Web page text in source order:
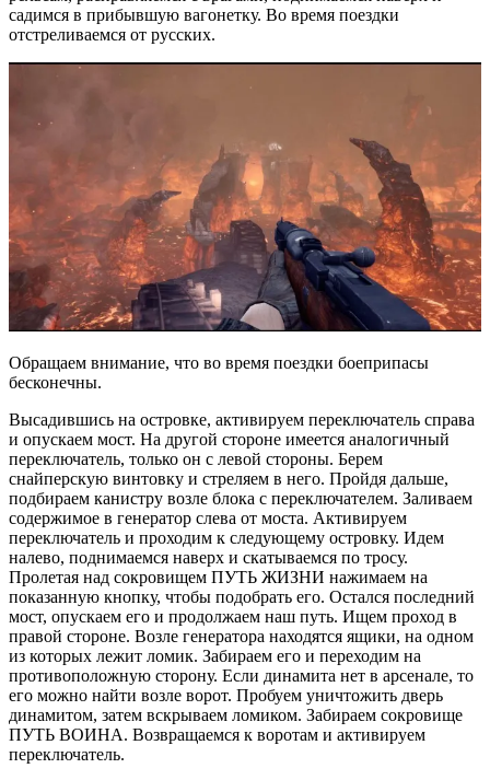
садимся в прибывшую вагонетку. Во время поездки
отстреливаемся от русских.
Обращаем внимание, что во время поездки боеприпасы
бесконечны.
Высадившись на островке, активируем переключатель справа
и опускаем мост. На другой стороне имеется аналогичный
переключатель, только он с левой стороны. Берем
снайперскую винтовку и стреляем в него. Пройдя дальше,
подбираем канистру возле блока с переключателем. Заливаем
содержимое в генератор слева от моста. Активируем
переключатель и проходим к следующему островку. Идем
налево, поднимаемся наверх и скатываемся по тросу.
Пролетая над сокровищем ПУТЬ ЖИЗНИ нажимаем на
показанную кнопку, чтобы подобрать его. Остался последний
мост, опускаем его и продолжаем наш путь. Ищем проход в
правой стороне. Возле генератора находятся ящики, на одном
из которых лежит ломик. Забираем его и переходим на
противоположную сторону. Если динамита нет в арсенале, то
его можно найти возле ворот. Пробуем уничтожить дверь
динамитом, затем вскрываем ломиком. Забираем сокровище
ПУТЬ ВОИНА. Возвращаемся к воротам и активируем
переключатель.